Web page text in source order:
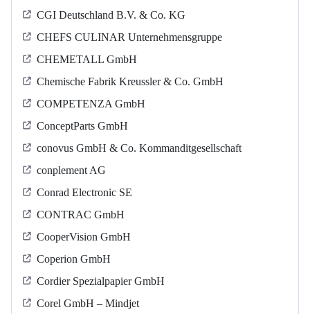
CGI Deutschland B.V. & Co. KG
CHEFS CULINAR Unternehmensgruppe
CHEMETALL GmbH
Chemische Fabrik Kreussler & Co. GmbH
COMPETENZA GmbH
ConceptParts GmbH
conovus GmbH & Co. Kommanditgesellschaft
conplement AG
Conrad Electronic SE
CONTRAC GmbH
CooperVision GmbH
Coperion GmbH
Cordier Spezialpapier GmbH
Corel GmbH – Mindjet